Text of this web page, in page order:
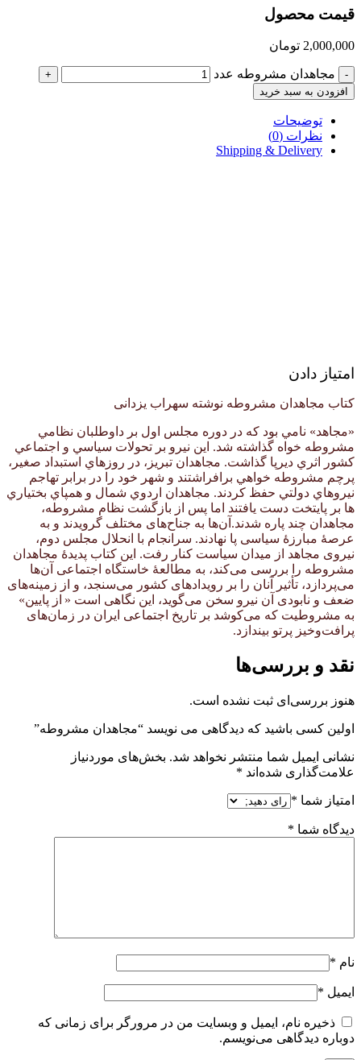
قیمت محصول
2,000,000 تومان
- مجاهدان مشروطه عدد
+
افزودن به سبد خرید
توضیحات
نظرات (0)
Shipping & Delivery
امتیاز دادن
کتاب مجاهدان مشروطه نوشته سهراب یزدانی
«مجاهد» نامي بود كه در دوره مجلس اول بر داوطلبان نظامي
مشروطه خواه گذاشته شد. اين نيرو بر تحولات سياسي و اجتماعي
كشور اثري ديرپا گذاشت. مجاهدان تبريز، در روزهاي استبداد صغير،
پرچم مشروطه خواهي برافراشتند و شهر خود را در برابر تهاجم
نيروهاي دولتي حفظ كردند. مجاهدان اردوي شمال و همپاي بختياري
ها بر پايتخت دست يافتند اما پس از بازگشت نظام مشروطه،
مجاهدان چند پاره شدند.آن‌ها به جناح‌های مختلف گرویدند و به
عرصهٔ مبارزهٔ سیاسی پا نهادند. سرانجام با انحلال مجلس دوم،
نیروی مجاهد از میدان سیاست کنار رفت. این کتاب پدیدهٔ مجاهدان
مشروطه را بررسی می‌کند، به مطالعهٔ خاستگاه اجتماعی آن‌ها
می‌پردازد، تأثیر آنان را بر رویدادهای کشور می‌سنجد، و از زمینه‌های
ضعف و نابودی آن نیرو سخن می‌گوید، این نگاهی است « از پایین»
به مشروطیت که می‌کوشد بر تاریخ اجتماعی ایران در زمان‌های
پرافت‌وخیز پرتو بیندازد.
نقد و بررسی‌ها
هنوز بررسی‌ای ثبت نشده است.
اولین کسی باشید که دیدگاهی می نویسد “مجاهدان مشروطه”
نشانی ایمیل شما منتشر نخواهد شد. بخش‌های موردنیاز
علامت‌گذاری شده‌اند *
امتیاز شما *
دیدگاه شما *
نام *
ایمیل *
ذخیره نام، ایمیل و وبسایت من در مرورگر برای زمانی که
دوباره دیدگاهی می‌نویسم.